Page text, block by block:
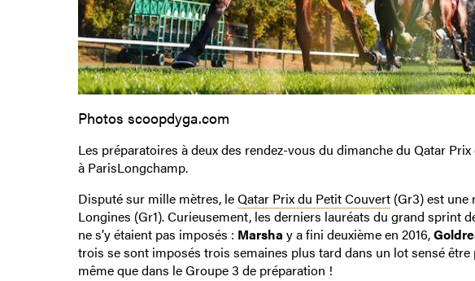
Photos scoopdyga.com
Les préparatoires à deux des rendez-vous du dimanche du Qatar
à ParisLongchamp.
Disputé sur mille mètres, leQatar Prix du Petit Couvert(Gr3) est une
Longines (Gr1). Curieusement, les derniers lauréats du grand sprint
ne s’y étaient pas imposés : Marsha y a fini deuxième en 2016,
trois se sont imposés trois semaines plus tard dans un lot sensé
même que dans le Groupe 3 de préparation !